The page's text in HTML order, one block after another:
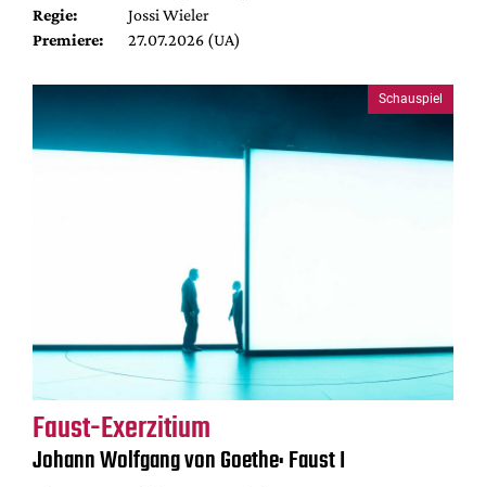
Regie:
Jossi Wieler
Premiere:
27.07.2026 (UA)
Schauspiel
Faust-Exerzitium
Johann Wolfgang von Goethe: Faust I